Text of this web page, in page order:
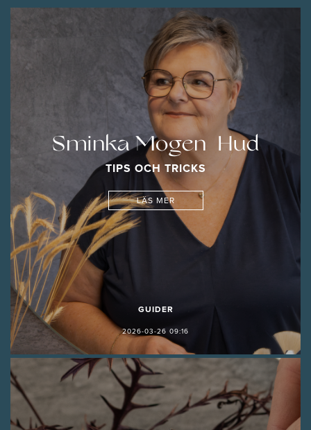
Sminka Mogen Hud
TIPS OCH TRICKS
LÄS MER
GUIDER
2026-03-26 09:16